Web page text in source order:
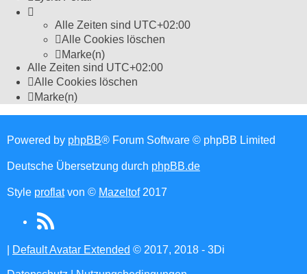
Alle Zeiten sind UTC+02:00
Alle Cookies löschen
Marke(n)
Alle Zeiten sind UTC+02:00
Alle Cookies löschen
Marke(n)
Powered by phpBB® Forum Software © phpBB Limited
Deutsche Übersetzung durch phpBB.de
Style proflatvon © Mazeltof2017
RSS
(Opens
Default Avatar Extended © 2017, 2018 - 3Di